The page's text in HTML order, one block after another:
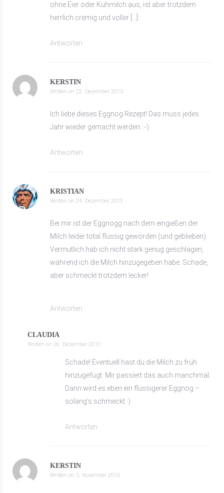
ohne Eier oder Kuhmilch aus, ist aber trotzdem
herrlich cremig und voller […]
Antworten
KERSTIN
Written on 22. Dezember 2015
Ich liebe dieses Eggnog Rezept! Das muss jedes
Jahr wieder gemacht werden. :-)
Antworten
KRISTIAN
Written on 24. Dezember 2013
Bei mir ist der Eggnogg nach dem eingießen der
Milch leider total flüssig geworden (und geblieben).
Vermutlich hab ich nicht stark genug geschlagen,
während ich die Milch hinzugegeben habe. Schade,
aber schmeckt trotzdem lecker!
Antworten
CLAUDIA
Written on 26. Dezember 2013
Schade! Eventuell hast du die Milch zu früh
hinzugefügt. Mir passiert das auch manchmal.
Dann wird es eben ein flüssigerer Eggnog –
solang’s schmeckt :)
Antworten
KERSTIN
Written on 5. November 2013